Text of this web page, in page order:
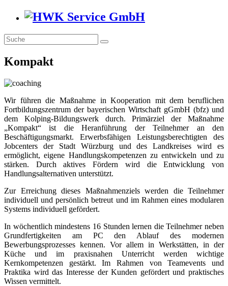
Kompakt
Wir führen die Maßnahme in Kooperation mit dem beruflichen
Fortbildungszentrum der bayerischen Wirtschaft gGmbH (bfz) und
dem Kolping-Bildungswerk durch. Primärziel der Maßnahme
„Kompakt“ ist die Heranführung der Teilnehmer an den
Beschäftigungsmarkt. Erwerbsfähigen Leistungsberechtigten des
Jobcenters der Stadt Würzburg und des Landkreises wird es
ermöglicht, eigene Handlungskompetenzen zu entwickeln und zu
stärken. Durch aktives Fördern wird die Entwicklung von
Handlungsalternativen unterstützt.
Zur Erreichung dieses Maßnahmenziels werden die Teilnehmer
individuell und persönlich betreut und im Rahmen eines modularen
Systems individuell gefördert.
In wöchentlich mindestens 16 Stunden lernen die Teilnehmer neben
Grundfertigkeiten am PC den Ablauf des modernen
Bewerbungsprozesses kennen. Vor allem in Werkstätten, in der
Küche und im praxisnahen Unterricht werden wichtige
Kernkompetenzen gestärkt. Im Rahmen von Teamevents und
Praktika wird das Interesse der Kunden gefördert und praktisches
Wissen vermittelt.